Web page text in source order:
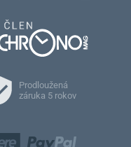
Prodloužená
záruka 5 rokov